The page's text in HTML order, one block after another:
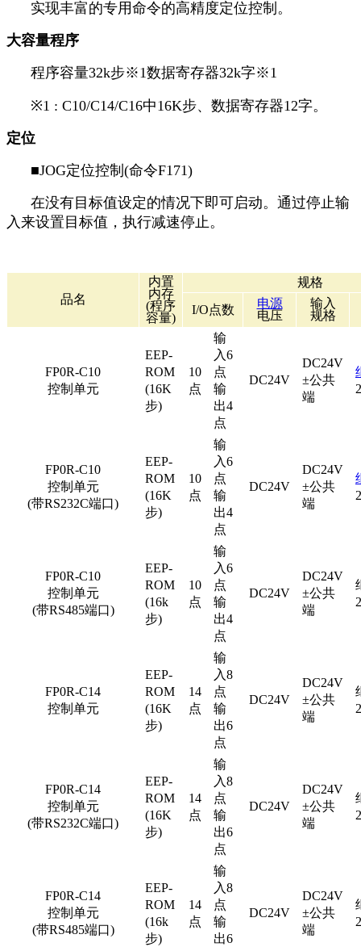
实现丰富的专用命令的高精度定位控制。
大容量程序
程序容量32k步※1数据寄存器32k字※1
※1 : C10/C14/C16中16K步、数据寄存器12字。
定位
■JOG定位控制(命令F171)
在没有目标值设定的情况下即可启动。通过停止输
入来设置目标值，执行减速停止。
品名
内置
内存
(程序
容量)
规格
I/O点数
电源
电压
输入
规格
FP0R-C10
控制单元
EEP-
ROM
(16K
步)
10
点
输
入6
点
输
出4
点
DC24V
DC24V
±公共
端
FP0R-C10
控制单元
(带RS232C端口)
EEP-
ROM
(16K
步)
10
点
输
入6
点
输
出4
点
DC24V
DC24V
±公共
端
FP0R-C10
控制单元
(带RS485端口)
EEP-
ROM
(16k
步)
10
点
输
入6
点
输
出4
点
DC24V
DC24V
±公共
端
FP0R-C14
控制单元
EEP-
ROM
(16K
步)
14
点
输
入8
点
输
出6
点
DC24V
DC24V
±公共
端
FP0R-C14
控制单元
(带RS232C端口)
EEP-
ROM
(16K
步)
14
点
输
入8
点
输
出6
点
DC24V
DC24V
±公共
端
FP0R-C14
控制单元
(带RS485端口)
EEP-
ROM
(16k
步)
14
点
输
入8
点
输
出6
DC24V
DC24V
±公共
端